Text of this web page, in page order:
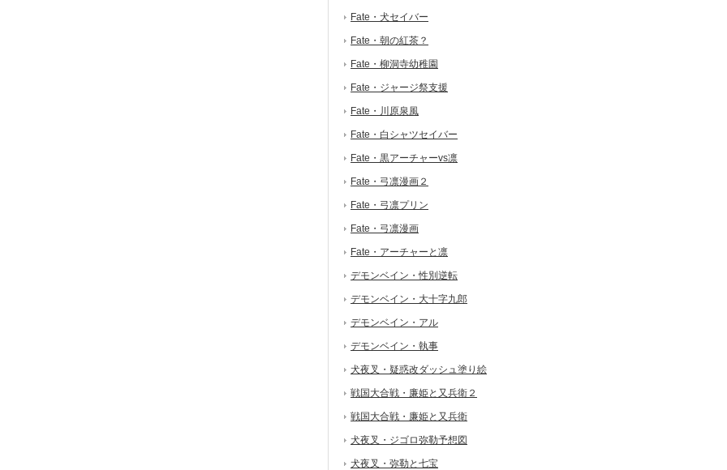
Fate・犬セイバー
Fate・朝の紅茶？
Fate・柳洞寺幼稚園
Fate・ジャージ祭支援
Fate・川原泉風
Fate・白シャツセイバー
Fate・黒アーチャーvs凛
Fate・弓凛漫画２
Fate・弓凛プリン
Fate・弓凛漫画
Fate・アーチャーと凛
デモンベイン・性別逆転
デモンベイン・大十字九郎
デモンベイン・アル
デモンベイン・執事
犬夜叉・疑惑改ダッシュ塗り絵
戦国大合戦・廉姫と又兵衛２
戦国大合戦・廉姫と又兵衛
犬夜叉・ジゴロ弥勒予想図
犬夜叉・弥勒と七宝